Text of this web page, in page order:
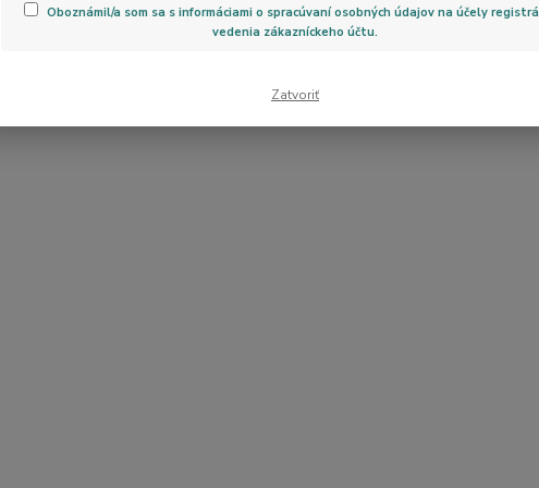
Oboznámil/a som sa s informáciami o spracúvaní osobných údajov na účely
vedenia zákazníckeho účtu.
Zatvoriť